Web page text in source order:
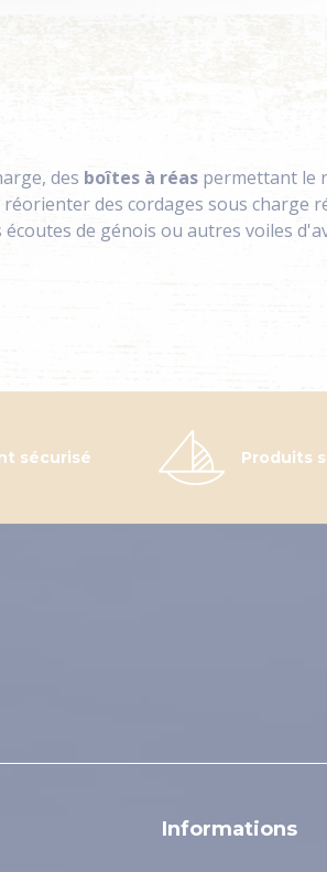
des boîtes à réas permettant le
des cordages sous charge
de génois ou autres voiles
sécurisé Produits
Informations